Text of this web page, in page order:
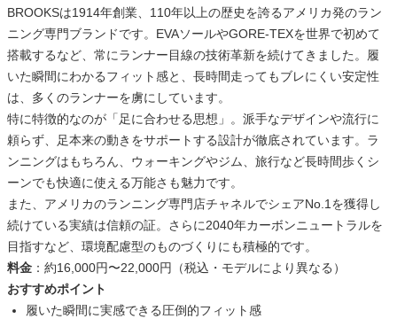
BROOKSは1914年創業、110年以上の歴史を誇るアメリカ発のラン
ニング専門ブランドです。EVAソールやGORE-TEXを世界で初めて
搭載するなど、常にランナー目線の技術革新を続けてきました。履
いた瞬間にわかるフィット感と、長時間走ってもブレにくい安定性
は、多くのランナーを虜にしています。
特に特徴的なのが「足に合わせる思想」。派手なデザインや流行に
頼らず、足本来の動きをサポートする設計が徹底されています。ラ
ンニングはもちろん、ウォーキングやジム、旅行など長時間歩くシ
ーンでも快適に使える万能さも魅力です。
また、アメリカのランニング専門店チャネルでシェアNo.1を獲得し
続けている実績は信頼の証。さらに2040年カーボンニュートラルを
目指すなど、環境配慮型のものづくりにも積極的です。
料金 ：約16,000円〜22,000円（税込・モデルにより異なる）
おすすめポイント
履いた瞬間に実感できる圧倒的フィット感